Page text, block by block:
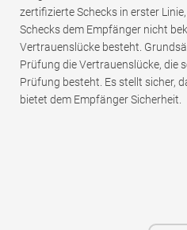
zertifizierte Schecks in erster
Schecks dem Empfänger nicht
Vertrauenslücke besteht.
Prüfung die Vertrauenslücke, die
Prüfung besteht. Es stellt sicher,
bietet dem Empfänger Sicherheit.